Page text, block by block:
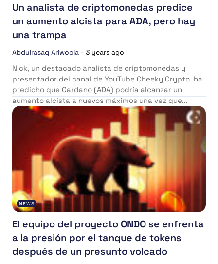
Un analista de criptomonedas predice
un aumento alcista para ADA, pero hay
una trampa
Abdulrasaq Ariwoola - 3 years ago
Nick, un destacado analista de criptomonedas y
presentador del canal de YouTube Cheeky Crypto, ha
predicho que Cardano (ADA) podría alcanzar un
aumento alcista a nuevos máximos una vez que...
NEWS
El equipo del proyecto ONDO se enfrenta
a la presión por el tanque de tokens
después de un presunto volcado